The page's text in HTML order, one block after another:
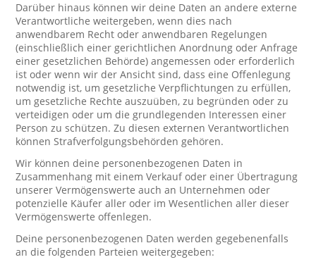
Darüber hinaus können wir deine Daten an andere externe
Verantwortliche weitergeben, wenn dies nach
anwendbarem Recht oder anwendbaren Regelungen
(einschließlich einer gerichtlichen Anordnung oder Anfrage
einer gesetzlichen Behörde) angemessen oder erforderlich
ist oder wenn wir der Ansicht sind, dass eine Offenlegung
notwendig ist, um gesetzliche Verpflichtungen zu erfüllen,
um gesetzliche Rechte auszuüben, zu begründen oder zu
verteidigen oder um die grundlegenden Interessen einer
Person zu schützen. Zu diesen externen Verantwortlichen
können Strafverfolgungsbehörden gehören.
Wir können deine personenbezogenen Daten in
Zusammenhang mit einem Verkauf oder einer Übertragung
unserer Vermögenswerte auch an Unternehmen oder
potenzielle Käufer aller oder im Wesentlichen aller dieser
Vermögenswerte offenlegen.
Deine personenbezogenen Daten werden gegebenenfalls
an die folgenden Parteien weitergegeben: